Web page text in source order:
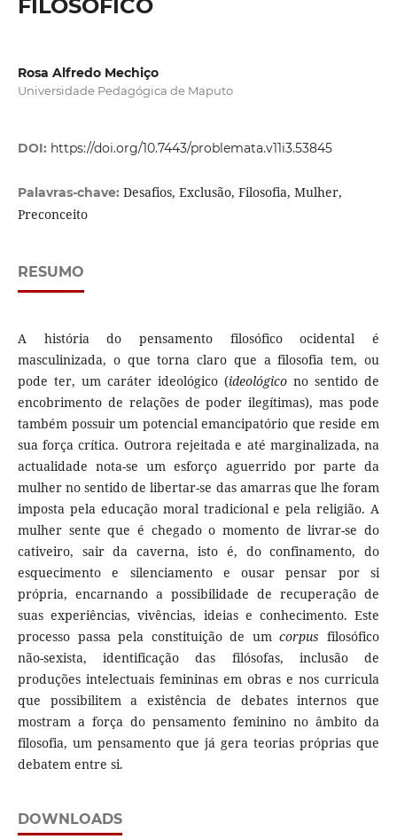
FILOSÓFICO
Rosa Alfredo Mechiço
Universidade Pedagógica de Maputo
DOI: https://doi.org/10.7443/problemata.v11i3.53845
Palavras-chave: Desafios, Exclusão, Filosofia, Mulher,
Preconceito
RESUMO
A história do pensamento filosófico ocidental é
masculinizada, o que torna claro que a filosofia tem, ou
pode ter, um caráter ideológico (ideológicono sentido de
encobrimento de relações de poder ilegítimas), mas pode
também possuir um potencial emancipatório que reside em
sua força crítica. Outrora rejeitada e até marginalizada, na
actualidade nota-se um esforço aguerrido por parte da
mulher no sentido de libertar-se das amarras que lhe foram
imposta pela educação moral tradicional e pela religião. A
mulher sente que é chegado o momento de livrar-se do
cativeiro, sair da caverna, isto é, do confinamento, do
esquecimento e silenciamento e ousar pensar por si
própria, encarnando a possibilidade de recuperação de
suas experiências, vivências, ideias e conhecimento. Este
processo passa pela constituição de umcorpusfilosófico
não-sexista, identificação das filósofas, inclusão de
produções intelectuais femininas em obras e nos curricula
que possibilitem a existência de debates internos que
mostram a força do pensamento feminino no âmbito da
filosofia, um pensamento que já gera teorias próprias que
debatem entre si.
DOWNLOADS